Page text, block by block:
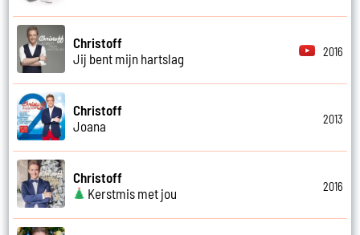
Christoff
Jij bent mijn hartslag
2016
Christoff
Joana
2013
Christoff
Kerstmis met jou
2016